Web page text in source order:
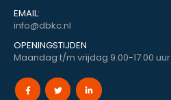
EMAIL:
info@dbkc.nl
OPENINGSTIJDEN
Maandag t/m vrijdag 9.00-17.00 uur